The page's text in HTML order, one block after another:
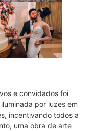
e convidados foi
por luzes em
incentivando todos a
uma obra de arte